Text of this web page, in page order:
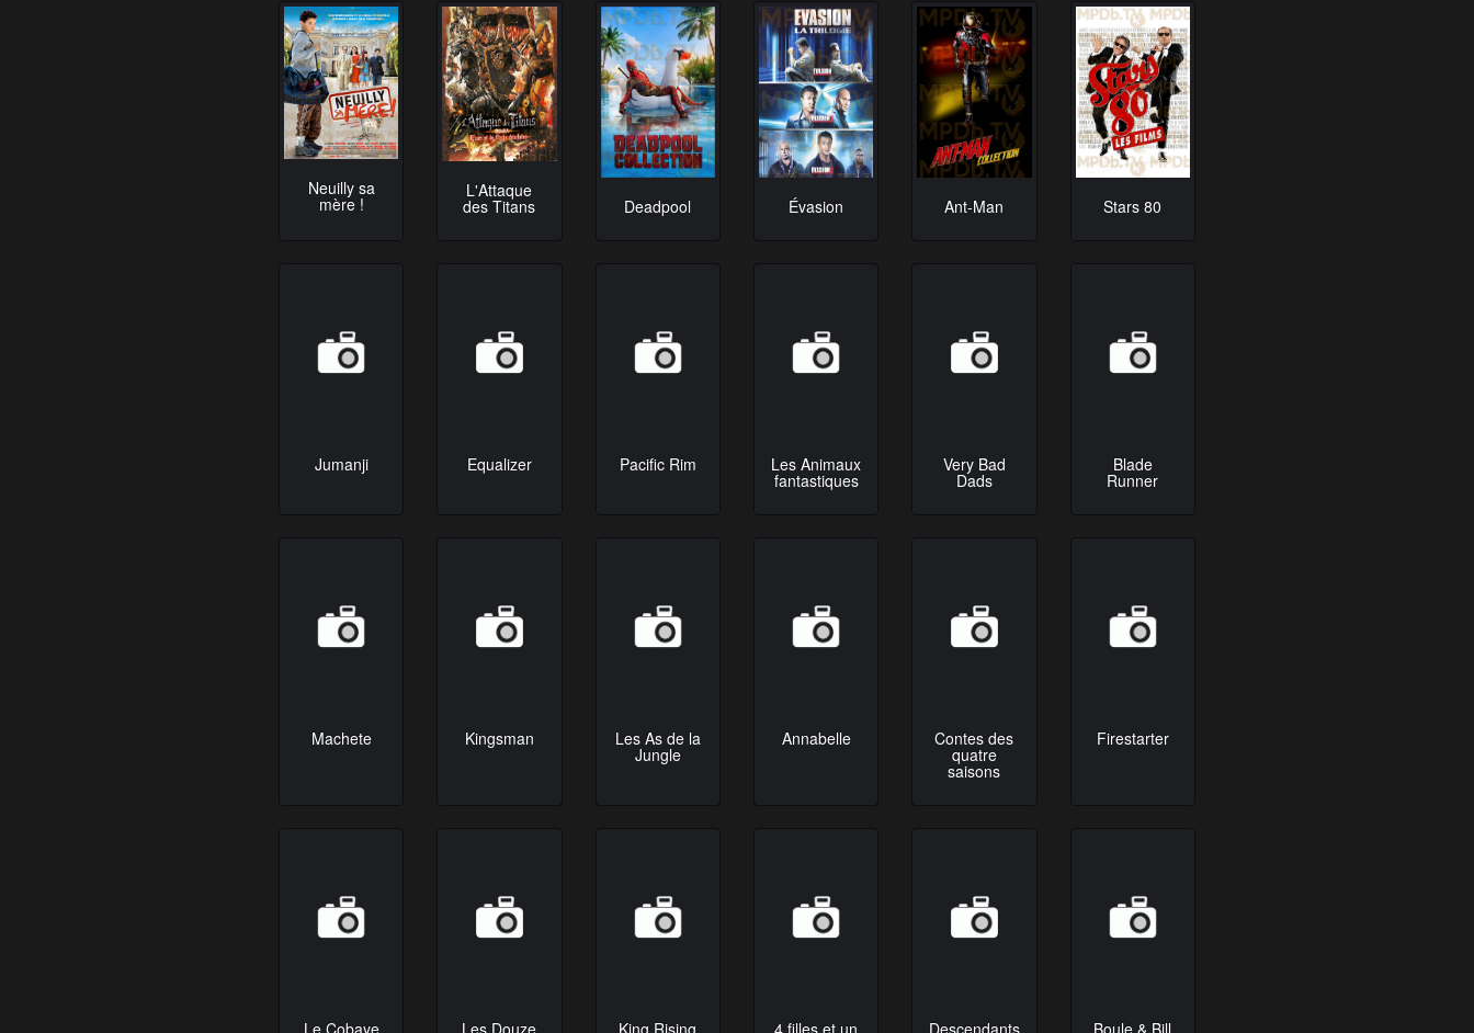
Neuilly sa
mère !
L'Attaque
des Titans Deadpool Évasion Ant-Man Stars 80
Jumanji Equalizer Pacific Rim Les Animaux
fantastiques
Very Bad
Dads
Blade
Runner
Machete Kingsman Les As de la
Jungle
Annabelle Contes des
quatre
saisons
Firestarter
Le Cobaye Les Douze King Rising 4 filles et un Descendants Boule & Bill